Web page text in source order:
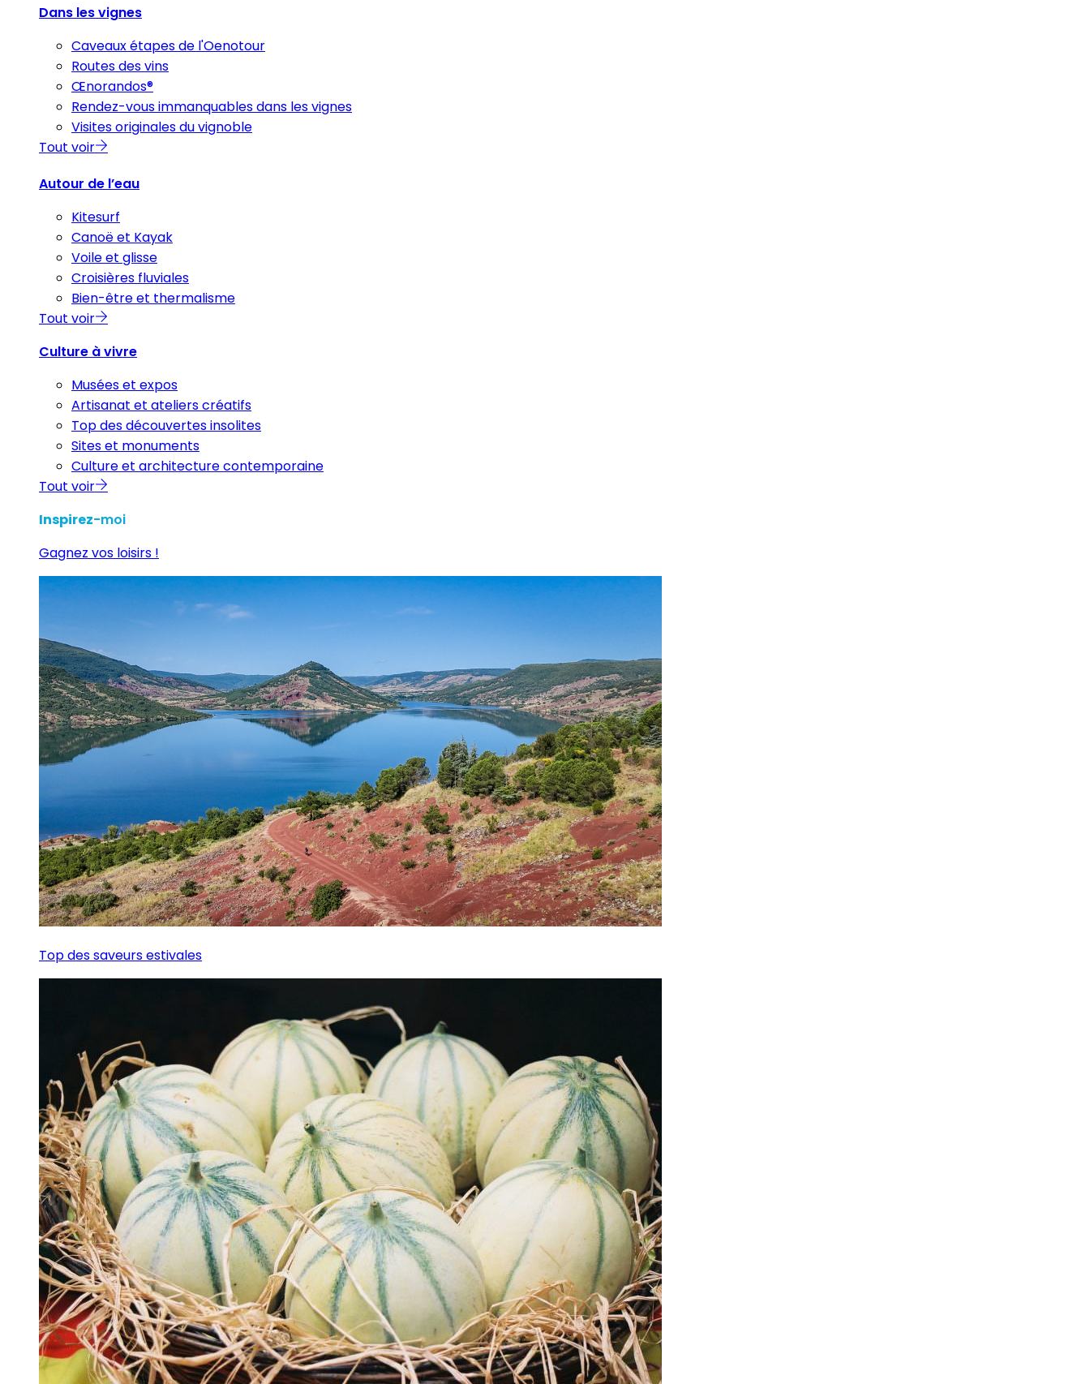
Dans les vignes
Caveaux étapes de l'Oenotour
Routes des vins
Œnorandos®
Rendez-vous immanquables dans les vignes
Visites originales du vignoble
Tout voir
Autour de l’eau
Kitesurf
Canoë et Kayak
Voile et glisse
Croisières fluviales
Bien-être et thermalisme
Tout voir
Culture à vivre
Musées et expos
Artisanat et ateliers créatifs
Top des découvertes insolites
Sites et monuments
Culture et architecture contemporaine
Tout voir
Inspirez-moi
Gagnez vos loisirs !
Top des saveurs estivales